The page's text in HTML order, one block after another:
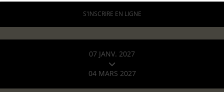
S'INSCRIRE EN LIGNE
07 JANV. 2027
04 MARS 2027